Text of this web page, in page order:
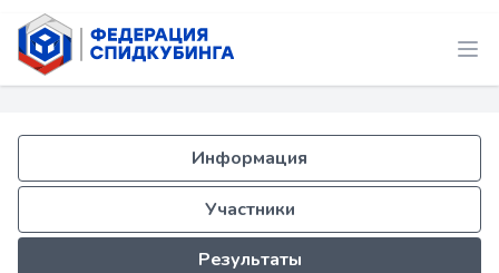
Информация
Участники
Результаты